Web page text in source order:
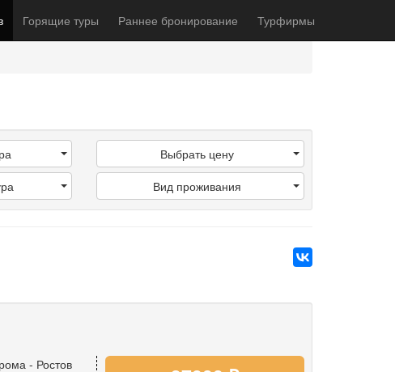
Горящие туры Раннее бронирование Турфирмы
Выбрать цену
Вид проживания
- Ростов